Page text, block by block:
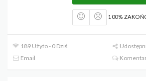
100%
189 Użyto - 0 Dziś
Email